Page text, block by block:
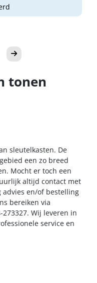
tonen
sleutelkasten. De
een zo breed
Mocht er toch een
altijd contact met
advies en/of bestelling
bereiken via
Wij leveren in
service en